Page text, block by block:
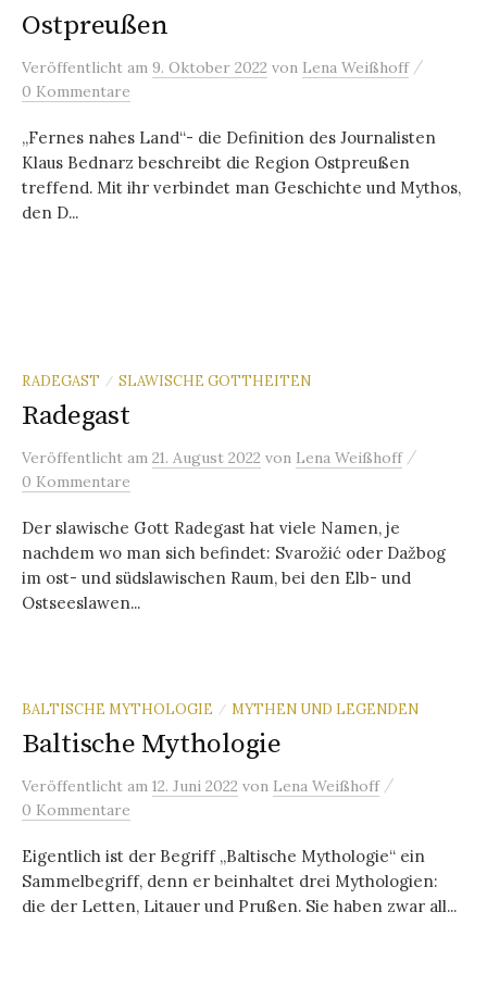
Ostpreußen
Veröffentlicht am 9. Oktober 2022 von Lena Weißhoff /
0 Kommentare
„Fernes nahes Land“- die Definition des Journalisten
Klaus Bednarz beschreibt die Region Ostpreußen
treffend. Mit ihr verbindet man Geschichte und Mythos,
den D...
RADEGAST / SLAWISCHE GOTTHEITEN
Radegast
Veröffentlicht am 21. August 2022 von Lena Weißhoff /
0 Kommentare
Der slawische Gott Radegast hat viele Namen, je
nachdem wo man sich befindet: Svarožić oder Dažbog
im ost- und südslawischen Raum, bei den Elb- und
Ostseeslawen...
BALTISCHE MYTHOLOGIE / MYTHEN UND LEGENDEN
Baltische Mythologie
Veröffentlicht am 12. Juni 2022 von Lena Weißhoff /
0 Kommentare
Eigentlich ist der Begriff „Baltische Mythologie“ ein
Sammelbegriff, denn er beinhaltet drei Mythologien:
die der Letten, Litauer und Prußen. Sie haben zwar all...